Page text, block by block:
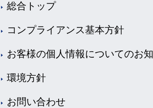
総合トップ
コンプライアンス基本方針
お客様の個人情報についてのお
環境方針
お問い合わせ